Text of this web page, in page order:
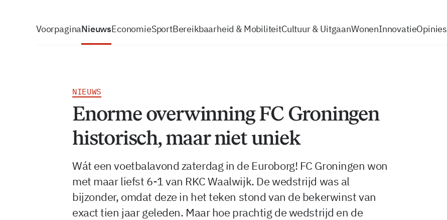
VoorpaginaNieuwsEconomieSportBereikbaarheid & MobiliteitCultuur & UitgaanWonenInnovatieOpinies
NIEUWS
Enorme overwinning FC Groningen
historisch, maar niet uniek
Wát een voetbalavond zaterdag in de Euroborg! FC Groningen won
met maar liefst 6-1 van RKC Waalwijk. De wedstrijd was al
bijzonder, omdat deze in het teken stond van de bekerwinst van
exact tien jaar geleden. Maar hoe prachtig de wedstrijd en de